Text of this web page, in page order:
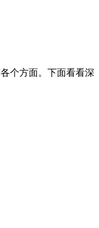
个方面。下面看看深